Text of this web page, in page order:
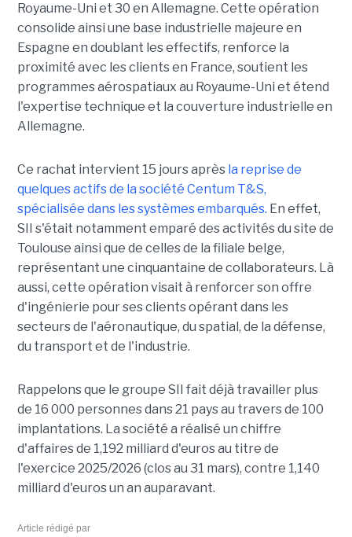
Royaume-Uni et 30 en Allemagne. Cette opération
consolide ainsi une base industrielle majeure en
Espagne en doublant les effectifs, renforce la
proximité avec les clients en France, soutient les
programmes aérospatiaux au Royaume-Uni et étend
l'expertise technique et la couverture industrielle en
Allemagne.
Ce rachat intervient 15 jours après la reprise de
quelques actifs de la société Centum T&S,
spécialisée dans les systèmes embarqués. En effet,
SII s'était notamment emparé des activités du site de
Toulouse ainsi que de celles de la filiale belge,
représentant une cinquantaine de collaborateurs. Là
aussi, cette opération visait à renforcer son offre
d'ingénierie pour ses clients opérant dans les
secteurs de l'aéronautique, du spatial, de la défense,
du transport et de l'industrie.
Rappelons que le groupe SII fait déjà travailler plus
de 16 000 personnes dans 21 pays au travers de 100
implantations. La société a réalisé un chiffre
d'affaires de 1,192 milliard d'euros au titre de
l'exercice 2025/2026 (clos au 31 mars), contre 1,140
milliard d'euros un an auparavant.
Article rédigé par